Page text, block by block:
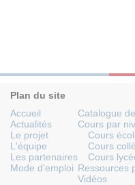
Plan du site
Accueil
Actualités
Le projet
L'équipe
Les partenaires
Mode d'emploi
Catalogue
Cours par
Cours
Cours
Cours
Ressources
Vidéos